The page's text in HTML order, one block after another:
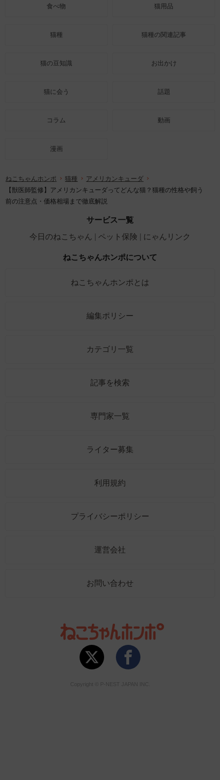
食べ物 猫用品
猫種 猫種の関連記事
猫の豆知識 お出かけ
猫に会う 話題
コラム 動画
漫画
ねこちゃんホンポ 猫種
アメリカンキューダ
【獣医師監修】アメリカンキューダってどんな猫？猫種の性格や飼う
前の注意点・価格相場まで徹底解説
サービス一覧
今日のねこちゃん
ペット保険 にゃんリンク
ねこちゃんホンポについて
ねこちゃんホンポとは
編集ポリシー
カテゴリ一覧
記事を検索
専門家一覧
ライター募集
利用規約
プライバシーポリシー
運営会社
お問い合わせ
Copyright © P-NEST JAPAN INC.